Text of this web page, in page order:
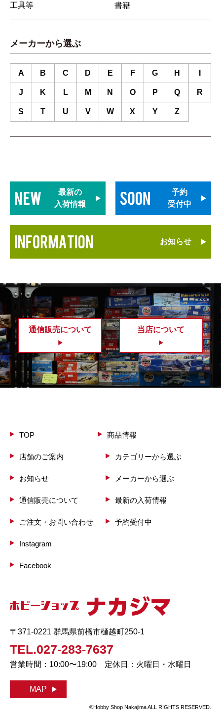
工具等 書籍
メーカーから選ぶ
A B C D E F G H
J K L M N O P Q R
S T U V W X Y Z
最新の
入荷情報
予約
受付中
お知らせ
通信販売について 当店について
TOP
店舗のご案内
お知らせ
通信販売について
ご注文・お問い合わせ
Instagram
Facebook
商品情報
カテゴリーから選ぶ
メーカーから選ぶ
最新の入荷情報
予約受付中
〒371-0221 群馬県前橋市樋越町250-1
TEL.027-283-7637
営業時間：10:00〜19:00 定休日：火曜日・水曜日
MAP
©Hobby Shop Nakajima ALL RIGHTS RESERVED.